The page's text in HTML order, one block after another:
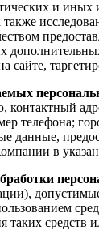
и иных
также
сайте,
контактный
телефона;
данные,
в
таких